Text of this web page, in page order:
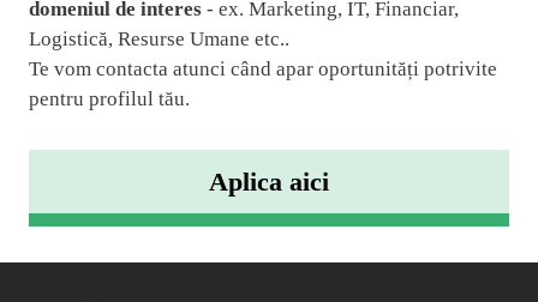
domeniul de interes - ex. Marketing, IT, Financiar,
Logistică, Resurse Umane etc..
Te vom contacta atunci când apar oportunități potrivite
pentru profilul tău.
Aplica aici